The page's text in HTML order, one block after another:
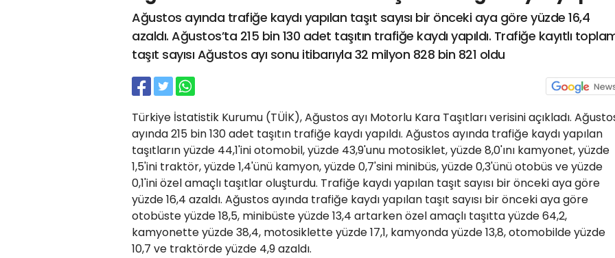
Ağustos ayında trafiğe kaydı yapılan taşıt sayısı bir önceki aya göre yüzde 16,4
azaldı. Ağustos’ta 215 bin 130 adet taşıtın trafiğe kaydı yapıldı. Trafiğe kayıtlı
taşıt sayısı Ağustos ayı sonu itibarıyla 32 milyon 828 bin 821 oldu
Türkiye İstatistik Kurumu (TÜİK), Ağustos ayı Motorlu Kara Taşıtları verisini açıkladı.
ayında 215 bin 130 adet taşıtın trafiğe kaydı yapıldı. Ağustos ayında trafiğe kaydı yapılan
taşıtların yüzde 44,1'ini otomobil, yüzde 43,9'unu motosiklet, yüzde 8,0'ını kamyonet, yüzde
1,5'ini traktör, yüzde 1,4'ünü kamyon, yüzde 0,7'sini minibüs, yüzde 0,3'ünü otobüs ve yüzde
0,1'ini özel amaçlı taşıtlar oluşturdu. Trafiğe kaydı yapılan taşıt sayısı bir önceki aya göre
yüzde 16,4 azaldı. Ağustos ayında trafiğe kaydı yapılan taşıt sayısı bir önceki aya göre
otobüste yüzde 18,5, minibüste yüzde 13,4 artarken özel amaçlı taşıtta yüzde 64,2,
kamyonette yüzde 38,4, motosiklette yüzde 17,1, kamyonda yüzde 13,8, otomobilde yüzde
10,7 ve traktörde yüzde 4,9 azaldı.